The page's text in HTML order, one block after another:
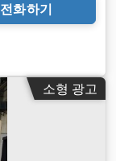
전화하기
소형 광고